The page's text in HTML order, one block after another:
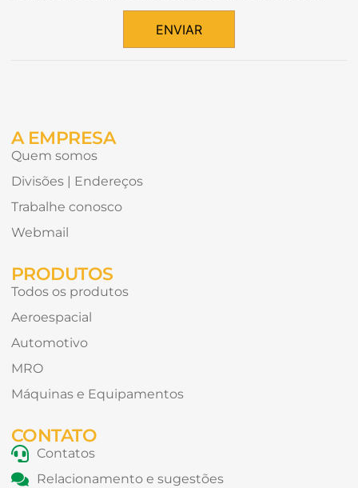
ENVIAR
A EMPRESA
Quem somos
Divisões | Endereços
Trabalhe conosco
Webmail
PRODUTOS
Todos os produtos
Aeroespacial
Automotivo
MRO
Máquinas e Equipamentos
CONTATO
Contatos
Relacionamento e sugestões